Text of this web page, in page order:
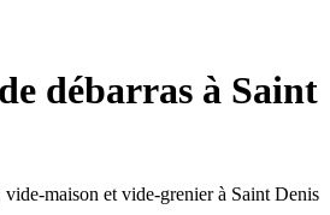
débarras à Saint
vide-maison et vide-grenier à Saint Denis